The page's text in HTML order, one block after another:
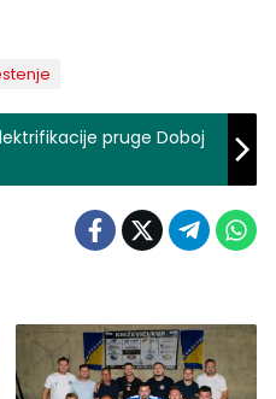
pruge Doboj